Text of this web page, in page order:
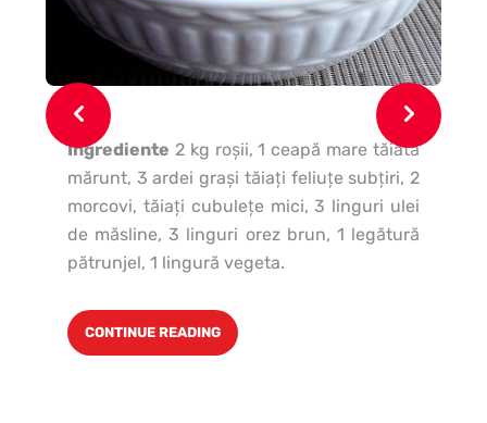
Ingrediente 2 kg roşii, 1 ceapă mare tăiată
mărunt, 3 ardei graşi tăiaţi feliuţe subţiri, 2
morcovi, tăiaţi cubuleţe mici, 3 linguri ulei
de măsline, 3 linguri orez brun, 1 legătură
pătrunjel, 1 lingură vegeta.
CONTINUE READING